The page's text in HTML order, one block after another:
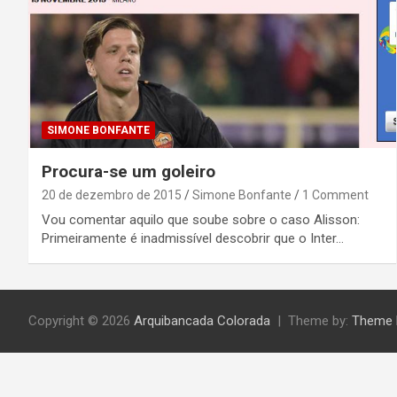
SIMONE BONFANTE
Procura-se um goleiro
20 de dezembro de 2015 Simone Bonfante 1 Comment
Vou comentar aquilo que soube sobre o caso Alisson:
Primeiramente é inadmissível descobrir que o Inter…
Copyright © 2026 Arquibancada Colorada Theme by: Theme